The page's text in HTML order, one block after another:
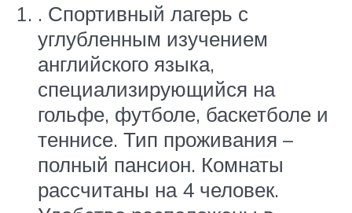
. Спортивный лагерь с
углубленным изучением
английского языка,
специализирующийся на
гольфе, футболе, баскетболе и
теннисе. Тип проживания –
полный пансион. Комнаты
рассчитаны на 4 человек.